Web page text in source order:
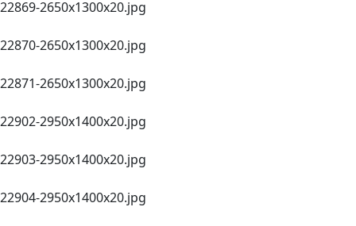
22869-2650х1300x20.jpg
22870-2650х1300x20.jpg
22871-2650х1300x20.jpg
22902-2950х1400x20.jpg
22903-2950х1400x20.jpg
22904-2950х1400x20.jpg